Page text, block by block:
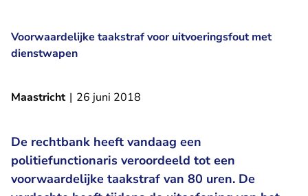
Voorwaardelijke taakstraf voor uitvoeringsfout met
dienstwapen
Maastricht | 26 juni 2018
De rechtbank heeft vandaag een
politiefunctionaris veroordeeld tot een
voorwaardelijke taakstraf van 80 uren. De